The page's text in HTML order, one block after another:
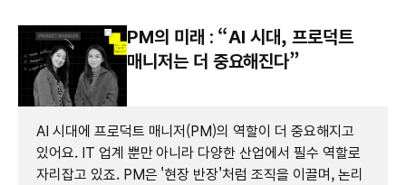
PM의 미래 : “AI 시대, 프로덕트
매니저는 더 중요해진다”
AI 시대에 프로덕트 매니저(PM)의 역할이 더 중요해지고
있어요. IT 업계 뿐만 아니라 다양한 산업에서 필수 역할로
자리잡고 있죠. PM은 '현장 반장'처럼 조직을 이끌며, 논리